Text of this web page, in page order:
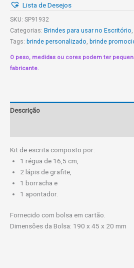
quantidade
Lista de Desejos
SKU: SP91932
Categorias: Brindes para usar no Escritório,
Tags: brinde personalizado, brinde
O peso, medidas ou cores podem ter
fabricante.
Descrição
Kit de escrita composto por:
1 régua de 16,5 cm,
2 lápis de grafite,
1 borracha e
1 apontador.
Fornecido com bolsa em cartão.
Dimensões da Bolsa: 190 x 45 x 20 mm